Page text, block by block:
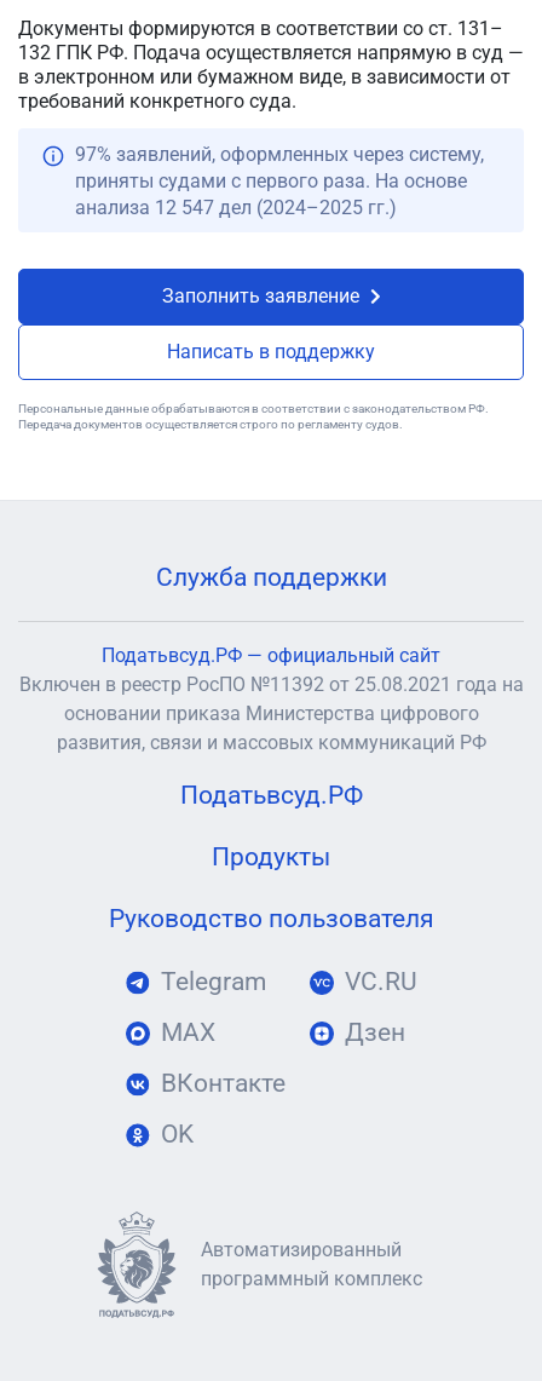
Документы формируются в соответствии со ст. 131–
132 ГПК РФ. Подача осуществляется напрямую в суд —
в электронном или бумажном виде, в зависимости от
требований конкретного суда.
97% заявлений, оформленных через систему,
приняты судами с первого раза. На основе
анализа 12 547 дел (2024–2025 гг.)
Заполнить заявление
Написать в поддержку
Персональные данные обрабатываются в соответствии с законодательством РФ.
Передача документов осуществляется строго по регламенту судов.
Служба поддержки
Податьвсуд.РФ — официальный сайт
Включен в реестр РосПО №11392 от 25.08.2021 года на
основании приказа Министерства цифрового
развития, связи и массовых коммуникаций РФ
Податьвсуд.РФ
Продукты
Руководство пользователя
Telegram
MAX
ВКонтакте
OK
VC.RU
Дзен
Автоматизированный
программный комплекс